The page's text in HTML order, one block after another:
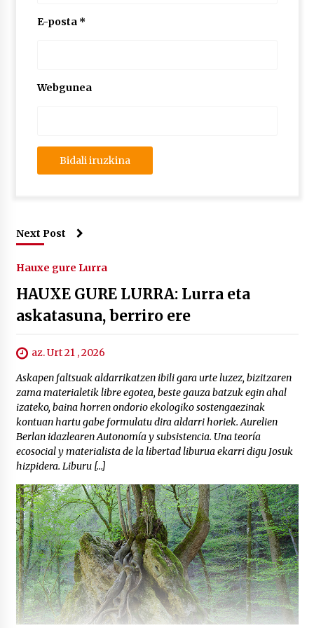
E-posta *
Webgunea
Next Post
Hauxe gure Lurra
HAUXE GURE LURRA: Lurra eta
askatasuna, berriro ere
az. Urt 21 , 2026
Askapen faltsuak aldarrikatzen ibili gara urte luzez, bizitzaren
zama materialetik libre egotea, beste gauza batzuk egin ahal
izateko, baina horren ondorio ekologiko sostengaezinak
kontuan hartu gabe formulatu dira aldarri horiek. Aurelien
Berlan idazlearen Autonomía y subsistencia. Una teoría
ecosocial y materialista de la libertad liburua ekarri digu Josuk
hizpidera. Liburu […]